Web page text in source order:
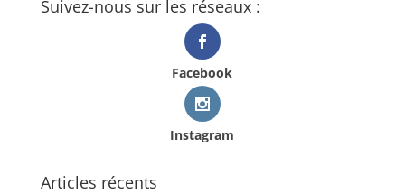
Suivez-nous sur les réseaux :
Facebook
Instagram
Articles récents